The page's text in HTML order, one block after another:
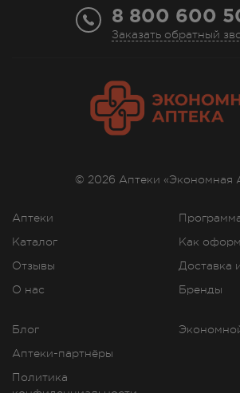
8 800 600
Заказать обратный
Аптеки
Каталог
Отзывы
О нас
Как
Доставка
Бренды
Блог
Аптеки-партнёры
Политика
© 2026 Аптеки «Экономная